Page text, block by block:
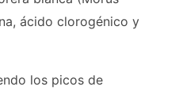
ácido clorogénico y
los picos de